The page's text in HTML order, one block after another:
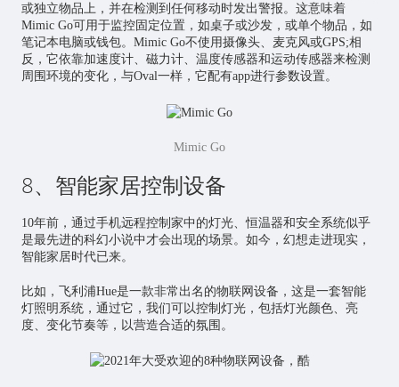
或独立物品上，并在检测到任何移动时发出警报。这意味着
Mimic Go可用于监控固定位置，如桌子或沙发，或单个物品，如
笔记本电脑或钱包。Mimic Go不使用摄像头、麦克风或GPS;相
反，它依靠加速度计、磁力计、温度传感器和运动传感器来检测
周围环境的变化，与Oval一样，它配有app进行参数设置。
Mimic Go
8、智能家居控制设备
10年前，通过手机远程控制家中的灯光、恒温器和安全系统似乎
是最先进的科幻小说中才会出现的场景。如今，幻想走进现实，
智能家居时代已来。
比如，飞利浦Hue是一款非常出名的物联网设备，这是一套智能
灯照明系统，通过它，我们可以控制灯光，包括灯光颜色、亮
度、变化节奏等，以营造合适的氛围。